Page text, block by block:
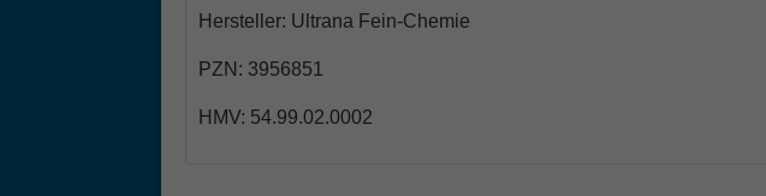
Hersteller: Ultrana Fein-Chemie
PZN: 3956851
HMV: 54.99.02.0002